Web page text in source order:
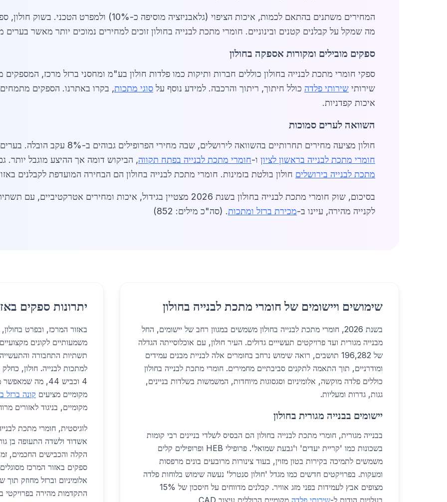
מה שמקל על קבלנים קטנים ובינוניים. חומרי מתכת לבנייה בחולון זוכים למחירים נמוכים יותר מאשר
ספקים מובילים ומקורות אספקה בחולון
ספקי חומרי מתכת לבנייה בחולון כוללים חברות ותיקות כמו פלדות חולון בע"מ ומחסני ברזל מרכז,
שירותי שירותי פלדה כולל חיתוך, ריתוך והרכבה. למידע נוסף על סוגי מתכות, בקרו באתרנו. הספקים מתמחים
איכות קפדניות.
השוואה לערים סמוכות
חולון מציעה מחירים תחרותיים בהשוואה לירושלים, שבה מחירי הפרופילים גבוהים ב-8% עקב הובלה. בערים כמו
חומרי מתכת לבנייה בראשון לציון ו-חומרי מתכת לבנייה בפתח תקווה, הביקוש דומה אך ההיצע מוגבל יותר.
מתכת לבנייה בירושלים חולון בולטת בזמינות. חומרי מתכת לבנייה בחולון הם הבחירה המועדפת לקבלנים
בסיכום, שוק חומרי מתכת לבנייה בחולון בשנת 2026 מצטיין בגידול, איכות
לקנייה מהירה, עיינו ב-מכירת ברזל ומתכות. (סה"כ מילים: 852)
שימושים ויישומים של חומרי מתכת לבנייה בחולון
בשנת 2026, חומרי מתכת לבנייה בחולון משמשים במגוון רחב של יישומים, החל
מבנייה מגורית ועד פרויקטים תעשייים גדולים. העיר חולון, עם אוכלוסייתה הגדלה
של 196,282 תושבים, רואה שימוש נרחב בחומרים אלה לבניית מבנים עמידים
ומודרניים, תוך התאמה לתקנים סביבתיים מחמירים. חומרי מתכת לבנייה בחולון
כוללים פלדה מוקשה, אלומיניום וסגסוגות מיוחדות, המשמשות בשלדות בניינים,
גגות, גדרות ומעליות.
יישומים בבנייה מגורית בחולון
בבנייה מגורית, חומרי מתכת לבנייה בחולון הם הבסיס לשלדי בניינים רבי קומות
בשכונות כמו 'קריית יעדים' ו'גבעת שמואל'. פרופילי HEB ופרופילים קלים
משמשים לתמיכה בקירות בטון מזוין, בעוד צינורות מרובעים בונים מרפסות
ומעקות. בפרויקטים חדשים כמו מגדל 'חולון סנטרל' נעשה שימוש בלוחות פלדה
מצופים אבץ לעמידות בפני מזג אוויר. קבלנים מדווחים על חיסכון של 15%
בעלויות הודות ל-שירותי פלדה מקומיים הכוללים עיצוב CAD.
יתרונות ספקים
באזור המרכז, ובפרט
תשתיות התחבורה והתעשייה
למתכות לבנייה. חולון,
4 וכביש 44, מה
מקומיים מציעים קונה ברזל
מקומיים, בניגוד לאזורים
לוגיסטית, חומרי מתכת
ספקים באזור המרכז
אלומיניום וברזל מחוזק